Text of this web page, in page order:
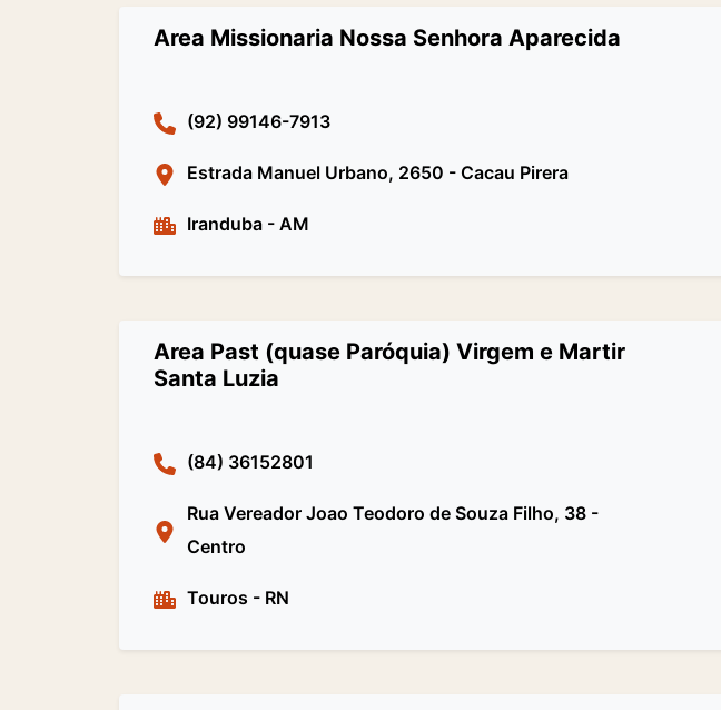
Area Missionaria Nossa Senhora Aparecida
(92) 99146-7913
Estrada Manuel Urbano, 2650 - Cacau Pirera
Iranduba - AM
Area Past (quase Paróquia) Virgem e Martir
Santa Luzia
(84) 36152801
Rua Vereador Joao Teodoro de Souza Filho, 38 -
Centro
Touros - RN